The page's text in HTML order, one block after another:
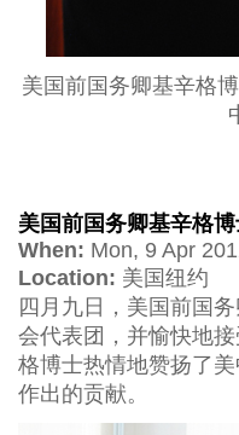
美国前国务卿基辛格
美国前国务卿基辛格
When: Mon, 9 Apr
Location: 美国纽约
四月九日，美国前国
会代表团，并愉快地
格博士热情地赞扬了
作出的贡献。